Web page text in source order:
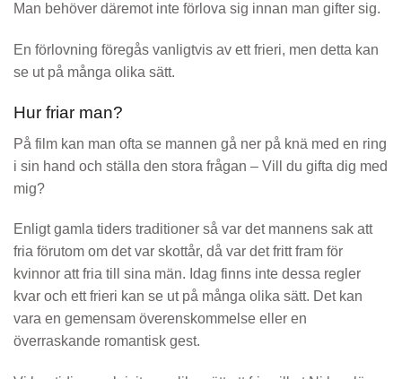
Man behöver däremot inte förlova sig innan man gifter sig.
En förlovning föregås vanligtvis av ett frieri, men detta kan
se ut på många olika sätt.
Hur friar man?
På film kan man ofta se mannen gå ner på knä med en ring
i sin hand och ställa den stora frågan – Vill du gifta dig med
mig?
Enligt gamla tiders traditioner så var det mannens sak att
fria förutom om det var skottår, då var det fritt fram för
kvinnor att fria till sina män. Idag finns inte dessa regler
kvar och ett frieri kan se ut på många olika sätt. Det kan
vara en gemensam överenskommelse eller en
överraskande romantisk gest.